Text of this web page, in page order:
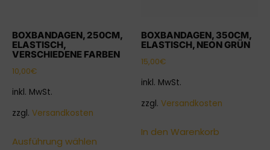
BOXBANDAGEN, 250CM,
ELASTISCH,
VERSCHIEDENE FARBEN
10,00€
inkl. MwSt.
zzgl. Versandkosten
Ausführung wählen
BOXBANDAGEN, 350CM,
ELASTISCH, NEON GRÜN
15,00€
inkl. MwSt.
zzgl. Versandkosten
In den Warenkorb